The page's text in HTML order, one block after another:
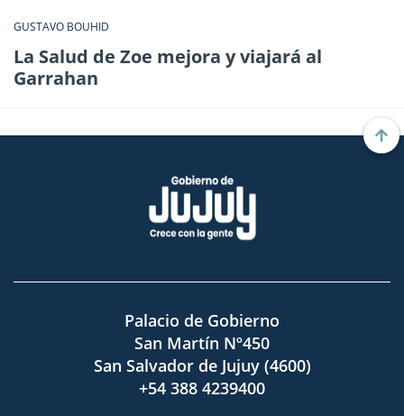
GUSTAVO BOUHID
La Salud de Zoe mejora y viajará al
Garrahan
Palacio de Gobierno
San Martín Nº450
San Salvador de Jujuy (4600)
+54 388 4239400